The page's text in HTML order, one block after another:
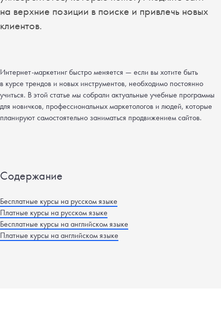
на верхние позиции в поиске и привлечь новых
клиентов.
Интернет-маркетинг быстро меняется — если вы хотите быть
в курсе трендов и новых инструментов, необходимо постоянно
учиться. В этой статье мы собрали актуальные учебные программы
для новичков, профессиональных маркетологов и людей, которые
планируют самостоятельно заниматься продвижением сайтов.
Содержание
Бесплатные курсы на русском языке
Платные курсы на русском языке
Бесплатные курсы на английском языке
Платные курсы на английском языке